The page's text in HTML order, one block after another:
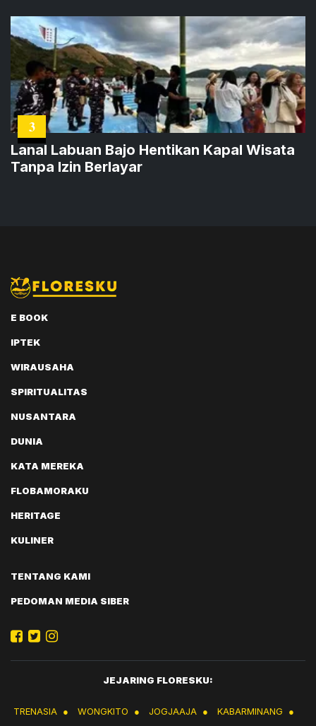
3
Lanal Labuan Bajo Hentikan Kapal Wisata
Tanpa Izin Berlayar
E BOOK
IPTEK
WIRAUSAHA
SPIRITUALITAS
NUSANTARA
DUNIA
KATA MEREKA
FLOBAMORAKU
HERITAGE
KULINER
TENTANG KAMI
PEDOMAN MEDIA SIBER
JEJARING FLORESKU:
TRENASIA ● WONGKITO ● JOGJAAJA ● KABARMINANG
●